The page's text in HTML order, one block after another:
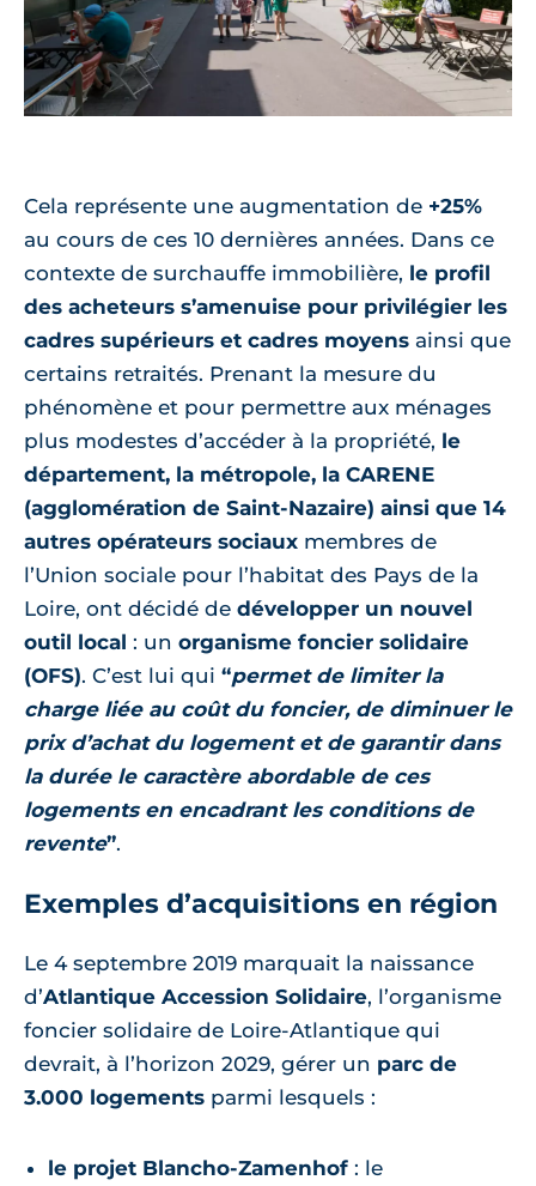
Cela représente une augmentation de +25%
au cours de ces 10 dernières années. Dans ce
contexte de surchauffe immobilière, le profil
des acheteurs s’amenuise pour privilégier les
cadres supérieurs et cadres moyens ainsi que
certains retraités. Prenant la mesure du
phénomène et pour permettre aux ménages
plus modestes d’accéder à la propriété, le
département, la métropole, la CARENE
(agglomération de Saint-Nazaire) ainsi que 14
autres opérateurs sociaux membres de
l’Union sociale pour l’habitat des Pays de la
Loire, ont décidé de développer un nouvel
outil local : un organisme foncier solidaire
(OFS). C’est lui qui “permet de limiter la
charge liée au coût du foncier, de diminuer le
prix d’achat du logement et de garantir dans
la durée le caractère abordable de ces
logements en encadrant les conditions de
revente”.
Exemples d’acquisitions en région
Le 4 septembre 2019 marquait la naissance
d’Atlantique Accession Solidaire, l’organisme
foncier solidaire de Loire-Atlantique qui
devrait, à l’horizon 2029, gérer un parc de
3.000 logements parmi lesquels :
le projet Blancho-Zamenhof : le